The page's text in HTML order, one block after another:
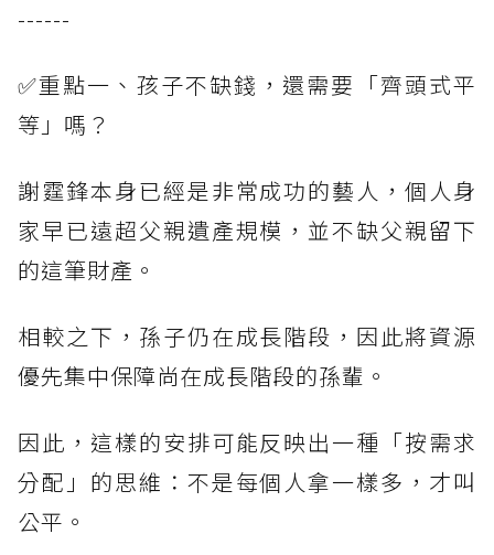
------
✅重點一、孩子不缺錢，還需要「齊頭式平
等」嗎？
謝霆鋒本身已經是非常成功的藝人，個人身
家早已遠超父親遺產規模，並不缺父親留下
的這筆財產。
相較之下，孫子仍在成長階段，因此將資源
優先集中保障尚在成長階段的孫輩。
因此，這樣的安排可能反映出一種「按需求
分配」的思維：不是每個人拿一樣多，才叫
公平。